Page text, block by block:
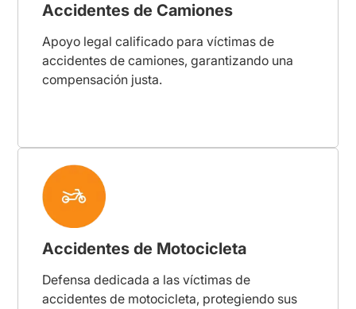
Accidentes de Camiones
Apoyo legal calificado para víctimas de
accidentes de camiones, garantizando una
compensación justa.
Accidentes de Motocicleta
Defensa dedicada a las víctimas de
accidentes de motocicleta, protegiendo sus